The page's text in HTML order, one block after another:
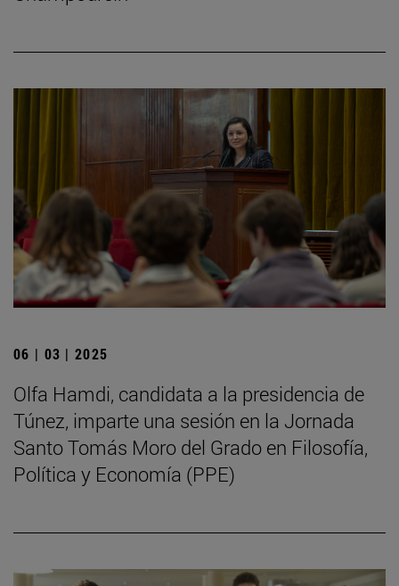
06 | 03 | 2025
Olfa Hamdi, candidata a la presidencia de
Túnez, imparte una sesión en la Jornada
Santo Tomás Moro del Grado en Filosofía,
Política y Economía (PPE)